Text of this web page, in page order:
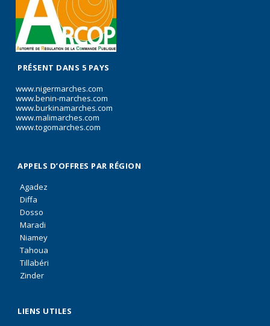
PRÉSENT DANS 5 PAYS
www.nigermarches.com
www.benin-marches.com
www.burkinamarches.com
www.malimarches.com
www.togomarches.com
APPELS D’OFFRES PAR RÉGION
Agadez
Diffa
Dosso
Maradi
Niamey
Tahoua
Tillabéri
Zinder
LIENS UTILES